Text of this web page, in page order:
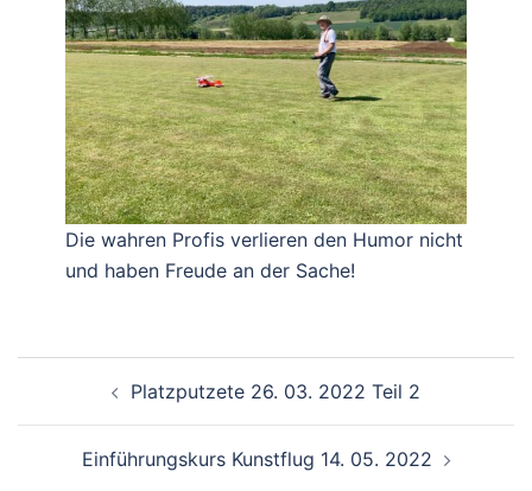
Die wahren Profis verlieren den Humor nicht
und haben Freude an der Sache!
Platzputzete 26. 03. 2022 Teil 2
Einführungskurs Kunstflug 14. 05. 2022